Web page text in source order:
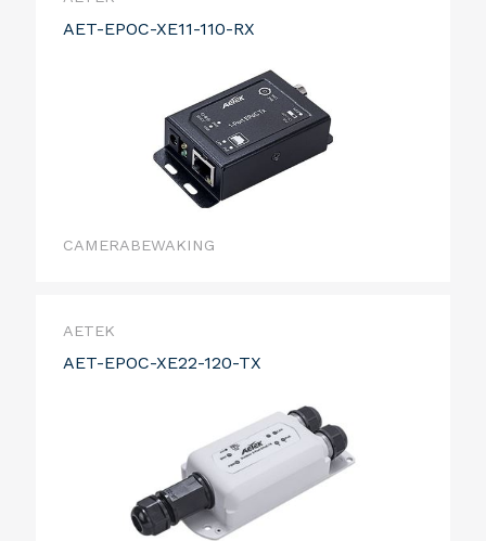
AET-EPOC-XE11-110-RX
CAMERABEWAKING
AETEK
AET-EPOC-XE22-120-TX